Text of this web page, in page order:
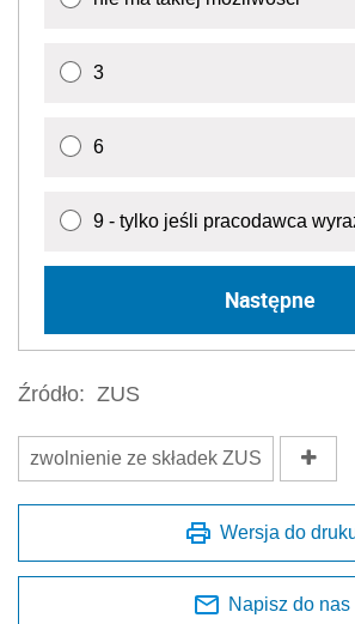
3
6
9 - tylko jeśli pracodawca
Następne
Źródło: ZUS
zwolnienie ze składek ZUS
Wersja do
Napisz do nas